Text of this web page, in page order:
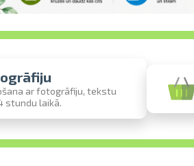
Rīgā – pasūtiet tiešsaistē
vai saņemšana klātienē
ar fotogrāfiju, tekstu
stundu laikā.